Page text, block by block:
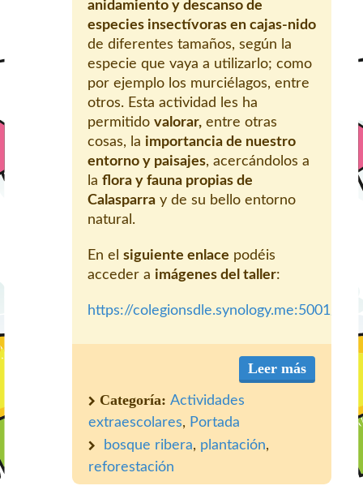
anidamiento y descanso de
especies insectívoras en cajas-nido
de diferentes tamaños, según la
especie que vaya a utilizarlo; como
por ejemplo los murciélagos, entre
otros. Esta actividad les ha
permitido valorar, entre otras
cosas, la importancia de nuestro
entorno y paisajes, acercándolos a
la flora y fauna propias de
Calasparra y de su bello entorno
natural.
En el siguiente enlace podéis
acceder a imágenes del taller:
https://colegionsdle.synology.me:5001/
Leer más
Categoría: Actividades
extraescolares, Portada
bosque ribera, plantación,
reforestación